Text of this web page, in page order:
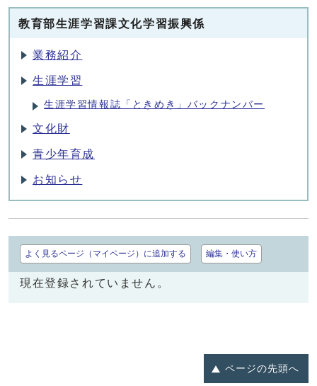
教育部生涯学習課文化学習振興係
業務紹介
生涯学習
生涯学習情報誌「ときめき」バックナンバー
文化財
青少年育成
お知らせ
よく見るページ（マイページ）に追加する 編集・使い方
現在登録されていません。
ページの先頭へ